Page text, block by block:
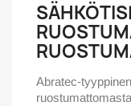
Abratec-